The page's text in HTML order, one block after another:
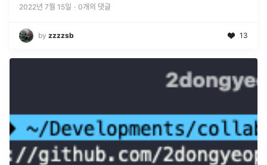
장님께서 개설한 ...
2022년 7월 15일 · 0개의 댓글
by zzzzsb 13